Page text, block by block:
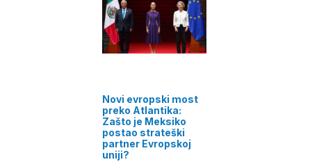
Novi evropski most
preko Atlantika:
Zašto je Meksiko
postao strateški
partner Evropskoj
uniji?